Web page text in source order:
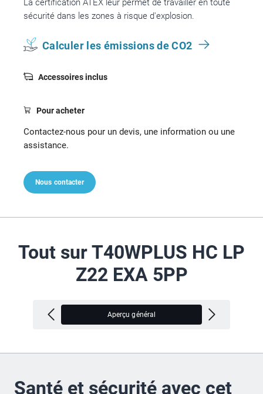
La certification ATEX leur permet de travailler en toute
sécurité dans les zones à risque d'explosion.
Calculer les émissions de CO2
Accessoires inclus
Pour acheter
Contactez-nous pour un devis, une information ou une
assistance.
Nous contacter
Tout sur T40WPLUS HC LP
Z22 EXA 5PP
Aperçu général
Santé et sécurité avec cet